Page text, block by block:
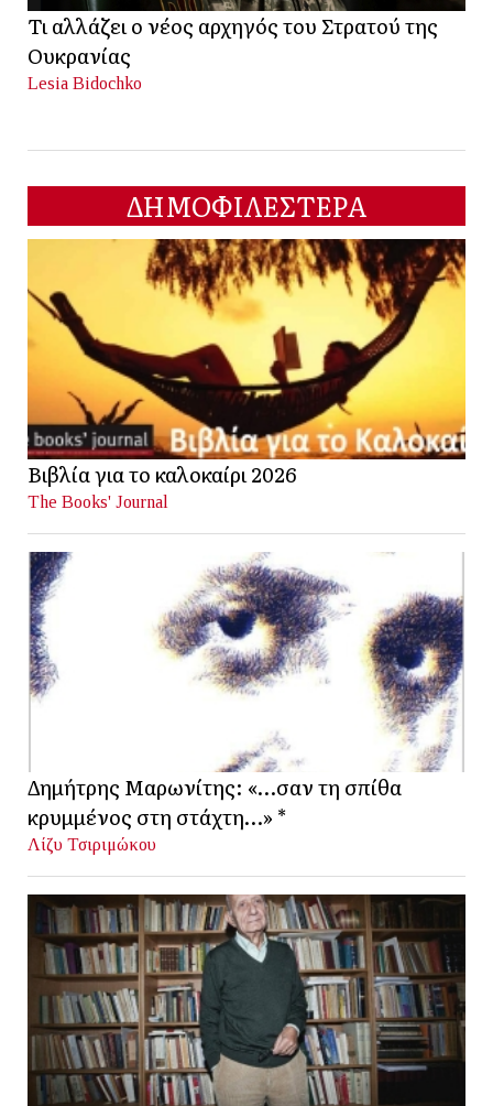
Τι αλλάζει ο νέος αρχηγός του Στρατού της
Ουκρανίας
Lesia Bidochko
ΔΗΜΟΦΙΛΕΣΤΕΡΑ
Βιβλία για το καλοκαίρι 2026
The Books' Journal
Δημήτρης Μαρωνίτης: «…σαν τη σπίθα
κρυμμένος στη στάχτη…» *
Λίζυ Τσιριμώκου